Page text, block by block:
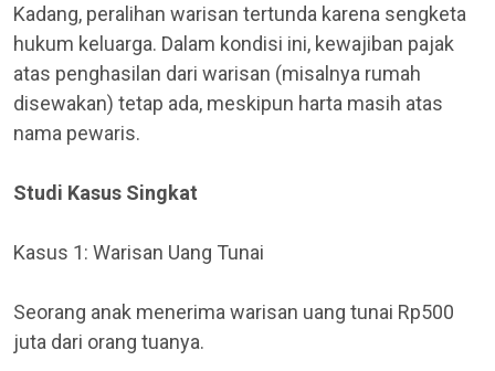
Kadang, peralihan warisan tertunda karena sengketa
hukum keluarga. Dalam kondisi ini, kewajiban pajak
atas penghasilan dari warisan (misalnya rumah
disewakan) tetap ada, meskipun harta masih atas
nama pewaris.
Studi Kasus Singkat
Kasus 1: Warisan Uang Tunai
Seorang anak menerima warisan uang tunai Rp500
juta dari orang tuanya.